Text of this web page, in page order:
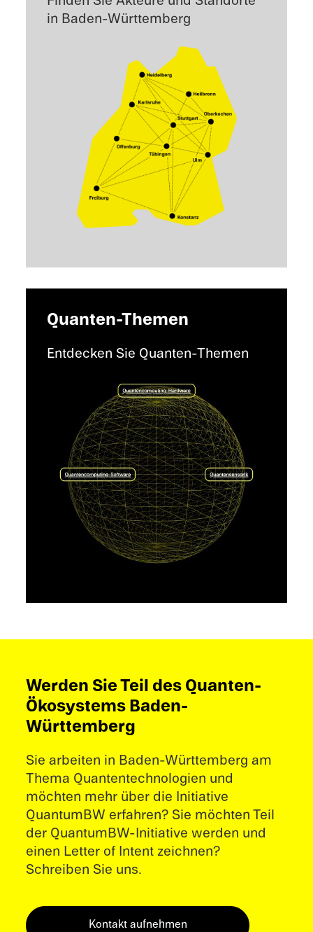
in Baden-Württemberg
Quanten-Themen
Entdecken Sie Quanten-Themen
Werden Sie Teil des Quanten-
Ökosystems Baden-
Württemberg
Sie arbeiten in Baden-Württemberg am
Thema Quantentechnologien und
möchten mehr über die Initiative
QuantumBW erfahren? Sie möchten Teil
der QuantumBW-Initiative werden und
einen Letter of Intent zeichnen?
Schreiben Sie uns.
Kontakt aufnehmen